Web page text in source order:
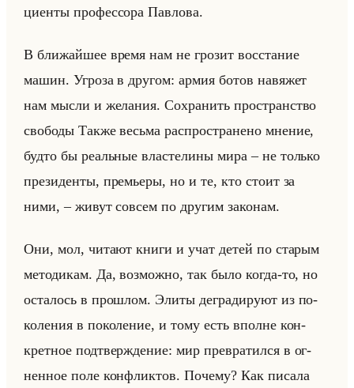
ци­ен­ты про­фес­со­ра Пав­ло­ва.
В бли­жайшее время нам не гро­зит вос­ста­ние
машин. Угро­за в дру­гом: армия ботов на­вя­жет
нам мысли и же­ла­ния. Со­хра­нить про­стран­ство
сво­бо­ды Также весьма рас­про­стра­не­но мне­ние,
будто бы ре­альные вла­сте­ли­ны мира – не только
пре­зи­ден­ты, пре­мье­ры, но и те, кто стоит за
ними, – живут со­всем по дру­гим за­ко­нам.
Они, мол, чи­та­ют книги и учат детей по ста­рым
ме­то­ди­кам. Да, воз­мож­но, так было когда-то, но
оста­лось в про­шлом. Элиты де­гра­ди­ру­ют из по­
ко­ле­ния в по­ко­ле­ние, и тому есть вполне кон­
крет­ное под­твер­жде­ние: мир пре­вра­тил­ся в ог­
нен­ное поле кон­флик­тов. По­че­му? Как пи­са­ла